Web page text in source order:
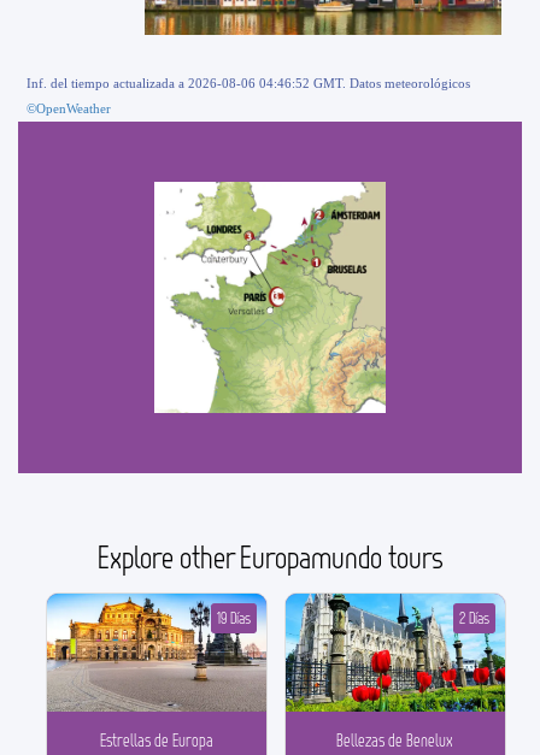
Inf. del tiempo actualizada a 2026-08-06 04:46:52 GMT. Datos meteorológicos
©OpenWeather
Explore other Europamundo tours
Estrellas de Europa
19 Días
Bellezas de Benelux
2 Días